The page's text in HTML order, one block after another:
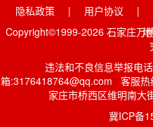
隐私政策 | 用户协议 |
Copyright©1999-2026 石家庄万
违法和不良信息举报电
箱:3176418764@qq.com 客服
家庄市桥西区维明南大
冀ICP备